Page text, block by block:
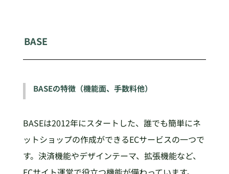
BASE
BASEの特徴（機能面、手数料他）
BASEは2012年にスタートした、誰でも簡単にネ
ットショップの作成ができるECサービスの一つで
す。決済機能やデザインテーマ、拡張機能など、